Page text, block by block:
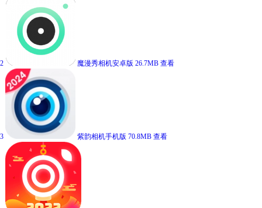
2 魔漫秀相机安卓版 26.7MB 查看
3 紫韵相机手机版 70.8MB 查看